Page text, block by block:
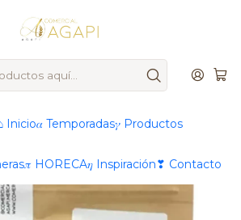
Inicio𝛼 Temporadas𝛾 Productos
𝜋 HORECA𝜂 Inspiración❣ Contacto
: Ahora operamos 100 % online 🚨
Inicio
72% Cacao Amargo 500 Grs